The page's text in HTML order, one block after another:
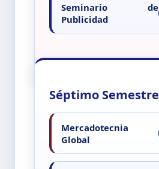
Seminario de
Publicidad
Séptimo Semestre
Mercadotecnia
Global